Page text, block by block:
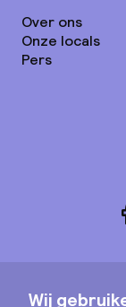
Over ons
Onze locals
Pers